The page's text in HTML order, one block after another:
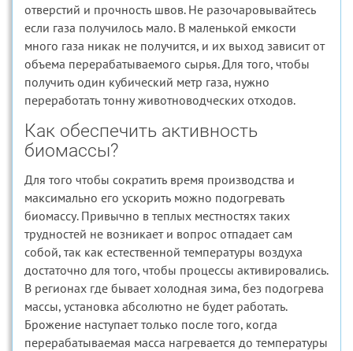
отверстий и прочность швов. Не разочаровывайтесь
если газа получилось мало. В маленькой емкости
много газа никак не получится, и их выход зависит от
объема перерабатываемого сырья. Для того, чтобы
получить один кубический метр газа, нужно
переработать тонну животноводческих отходов.
Как обеспечить активность
биомассы?
Для того чтобы сократить время производства и
максимально его ускорить можно подогревать
биомассу. Привычно в теплых местностях таких
трудностей не возникает и вопрос отпадает сам
собой, так как естественной температуры воздуха
достаточно для того, чтобы процессы активировались.
В регионах где бывает холодная зима, без подогрева
массы, установка абсолютно не будет работать.
Брожение наступает только после того, когда
перерабатываемая масса нагревается до температуры